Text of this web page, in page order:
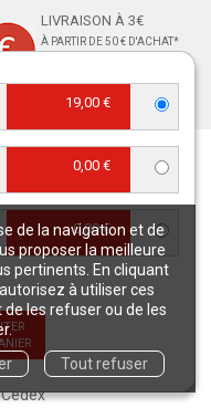
de la navigation et de
proposer la meilleure
pertinents. En cliquant
à utiliser ces
les refuser ou de les
Tout refuser
19,00 €
0,00 €
0,00 €
LIVRAISON À 3€
À PARTIR DE 50 € D'ACHAT*
CLIENTS
RD 10 -